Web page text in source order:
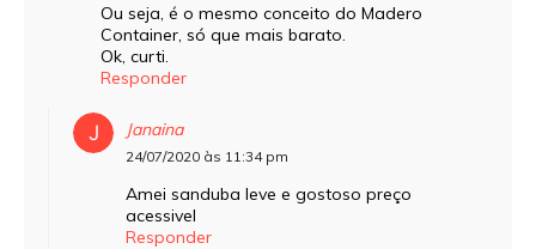
Ou seja, é o mesmo conceito do Madero
Container, só que mais barato.
Ok, curti.
Responder
Janaina
24/07/2020 às 11:34 pm
Amei sanduba leve e gostoso preço
acessivel
Responder